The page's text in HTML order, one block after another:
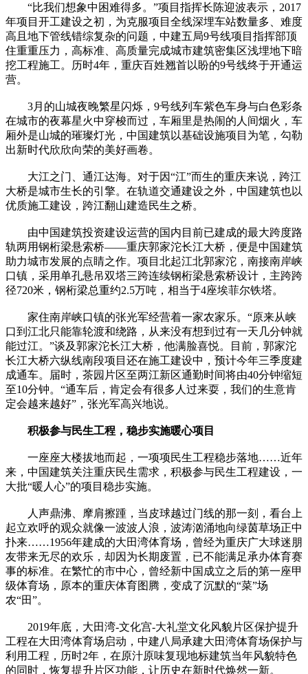
“比我们想象中困难得多。”项目指挥长陈迎波表示，2017
年项目开工建设之初，为克服项目全线深埋车站数量多、难度
高且地下管线错综复杂的问题，中建五局9号线项目指挥部顶
住重重压力，高标准、高质量完成城市建筑密集区浅埋地下暗
挖工程施工。历时4年，重庆百姓翘首以盼的9号线终于开通运
营。
3月的山城夜晚繁星闪烁，9号线列车紫色车身与白色彩条
在城市的夜幕星火中穿梭而过，车厢里是热闹的人间烟火，车
厢外是山城的璀璨灯光，中国建筑以基础设施项目为笔，勾勒
出新时代欣欣向荣的美好画卷。
大江之门、通江达海。对于因“江”而生的重庆来说，跨江
大桥是城市生长的引擎。在轨道交通建设之外，中国建筑也以
优质施工建设，跨江翻山建造民生之桥。
由中国建筑投资建设运营的国内目前已建成的最大跨度路
轨两用钢桁梁悬索桥——重庆郭家沱长江大桥，便是中国建筑
助力城市发展的点睛之作。项目北起江北郭家沱，南接南岸峡
口镇，采用单孔悬吊双塔三跨连续钢桁梁悬索桥设计，主跨跨
径720米，钢桁梁总重约2.5万吨，相当于4座埃菲尔铁塔。
家住南岸峡口镇的张光军经营着一家农家乐。“原来从峡
口到江北只能靠轮渡和绕路，从来没有想到过有一天几分钟就
能过江。”谈及郭家沱长江大桥，他满脸喜悦。目前，郭家沱
长江大桥六纵线南段项目还在施工建设中，预计今年三季度建
成通车。届时，茶园片区至两江新区通勤时间将由40分钟缩短
至10分钟。“通车后，肯定会有很多人过来耍，我们的生意肯
定会越来越好”，张光军高兴地说。
积极参与民生工程，稳步实施暖心项目
一座座大楼拔地而起，一项项民生工程稳步落地……近年
来，中国建筑关注重庆民生需求，积极参与民生工程建设，一
大批“暖人心”的项目稳步实施。
人声鼎沸、摩肩擦踵，当皮球越过门线的那一刻，看台上
起立欢呼的观众就像一波波人浪，波涛汹涌地向绿茵草场正中
扑来……1956年建成的大田湾体育场，曾经为重庆广大球迷朋
友带来无尽的欢乐，却因为长期废置，已不能满足承办体育赛
事的标准。在繁忙的市中心，曾经新中国成立之后的第一座甲
级体育场，原本的重庆体育图腾，变成了沉默的“菜”场
农“田”。
2019年底，大田湾-文化宫-大礼堂文化风貌片区保护提升
工程在大田湾体育场启动，中建八局承建大田湾体育场保护与
利用工程，历时2年，在原汁原味复现地标建筑当年风貌特色
的同时，恢复提升片区功能，让历史在新时代焕然一新。